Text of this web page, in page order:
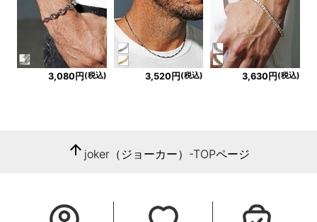
3,080円 (税込) 3,520円 (税込) 3,630円 (税込)
arrow_upward joker（ジョーカー）-TOPページ